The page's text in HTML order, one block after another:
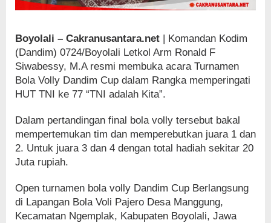
Boyolali – Cakranusantara.net | Komandan Kodim
(Dandim) 0724/Boyolali Letkol Arm Ronald F
Siwabessy, M.A resmi membuka acara Turnamen
Bola Volly Dandim Cup dalam Rangka memperingati
HUT TNI ke 77 “TNI adalah Kita”.
Dalam pertandingan final bola volly tersebut bakal
mempertemukan tim dan memperebutkan juara 1 dan
2. Untuk juara 3 dan 4 dengan total hadiah sekitar 20
Juta rupiah.
Open turnamen bola volly Dandim Cup Berlangsung
di Lapangan Bola Voli Pajero Desa Manggung,
Kecamatan Ngemplak, Kabupaten Boyolali, Jawa